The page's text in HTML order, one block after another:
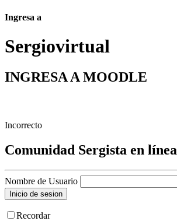
Ingresa a
Sergiovirtual
INGRESA A MOODLE
Incorrecto
Comunidad Sergista en línea
Nombre de Usuario
Recordar